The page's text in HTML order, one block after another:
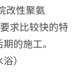
改性聚氨
求比较快的特
的施工。
）